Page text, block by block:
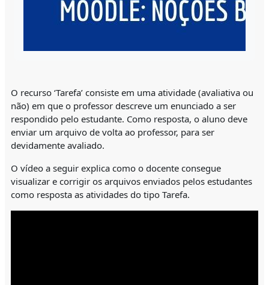
O recurso ‘Tarefa’ consiste em uma atividade (avaliativa ou
não) em que o professor descreve um enunciado a ser
respondido pelo estudante. Como resposta, o aluno deve
enviar um arquivo de volta ao professor, para ser
devidamente avaliado.
O vídeo a seguir explica como o docente consegue
visualizar e corrigir os arquivos enviados pelos estudantes
como resposta as atividades do tipo Tarefa.